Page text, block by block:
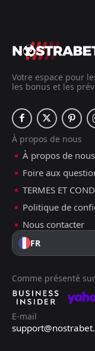
Votre espace pour
les bonus et les
À propos de nous
À propos de nous
Foire aux
TERMES ET
Politique de
Nous contacter
FR
Comme présenté sur
E-mail